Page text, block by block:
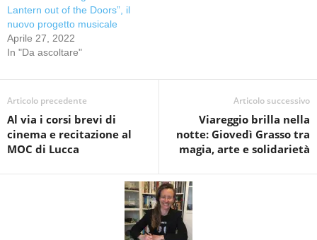
Lantern out of the Doors”, il
nuovo progetto musicale
Aprile 27, 2022
In "Da ascoltare"
Articolo precedente
Al via i corsi brevi di
cinema e recitazione al
MOC di Lucca
Articolo successivo
Viareggio brilla nella
notte: Giovedì Grasso tra
magia, arte e solidarietà